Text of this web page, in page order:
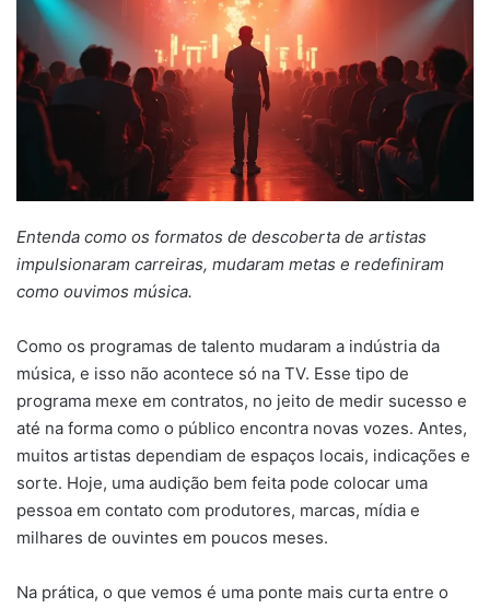
Entenda como os formatos de descoberta de artistas
impulsionaram carreiras, mudaram metas e redefiniram
como ouvimos música.
Como os programas de talento mudaram a indústria da
música, e isso não acontece só na TV. Esse tipo de
programa mexe em contratos, no jeito de medir sucesso e
até na forma como o público encontra novas vozes. Antes,
muitos artistas dependiam de espaços locais, indicações e
sorte. Hoje, uma audição bem feita pode colocar uma
pessoa em contato com produtores, marcas, mídia e
milhares de ouvintes em poucos meses.
Na prática, o que vemos é uma ponte mais curta entre o